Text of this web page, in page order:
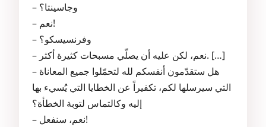
– وجاسينتا؟
– نعم!
– وفرنسيسكو؟
– نعم، لكن عليه أن يصلّي مسبحات كثيرة أكثر. […]
– هل ستقدّمون أنفسكم لله لتحمّلوا جميع المعاناة
التي سيرسلها لكم، تكفيراً عن الخطايا التي يُُسيء بها
إليه وكالتماس لتوبة الخطأة؟
– نعم، سنفعل!